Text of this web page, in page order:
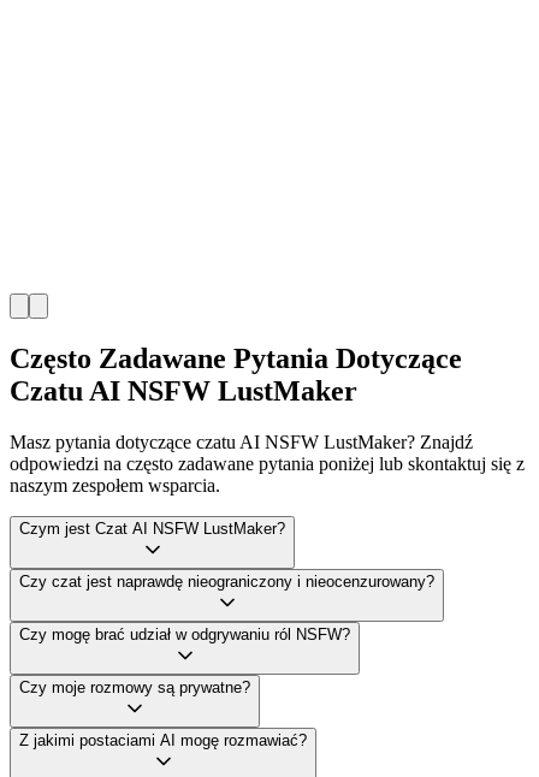
Często Zadawane Pytania Dotyczące
Czatu AI NSFW LustMaker
Masz pytania dotyczące czatu AI NSFW LustMaker? Znajdź
odpowiedzi na często zadawane pytania poniżej lub skontaktuj się z
naszym zespołem wsparcia.
Czym jest Czat AI NSFW LustMaker?
Czy czat jest naprawdę nieograniczony i nieocenzurowany?
Czy mogę brać udział w odgrywaniu ról NSFW?
Czy moje rozmowy są prywatne?
Z jakimi postaciami AI mogę rozmawiać?